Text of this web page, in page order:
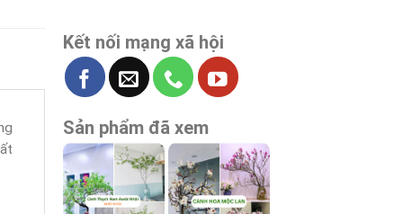
Kết nối mạng xã hội
Sản phẩm đã xem